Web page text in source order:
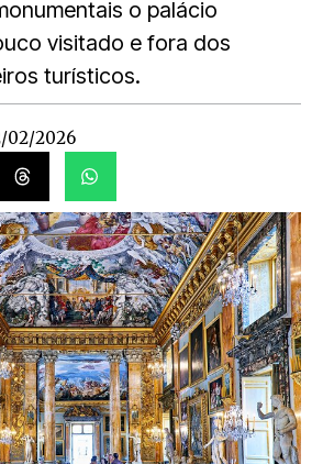
o palácio
visitado e fora dos
turísticos.
02/2026